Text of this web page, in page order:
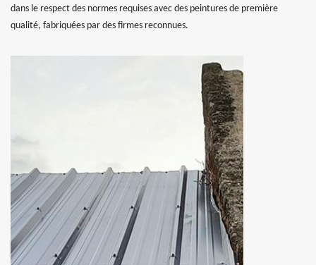
dans le respect des normes requises avec des peintures de première
qualité, fabriquées par des firmes reconnues.